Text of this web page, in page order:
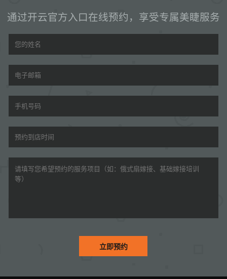
通过开云官方入口在线预约，享受专属美睫服务